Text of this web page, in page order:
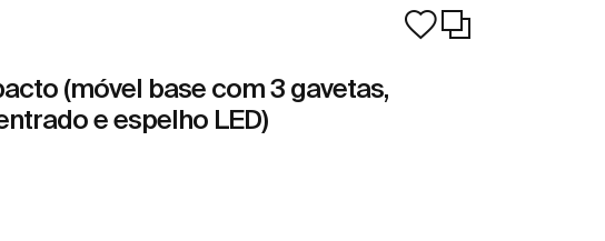
(móvel base com 3 gavetas,
e espelho LED)